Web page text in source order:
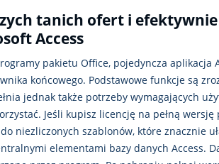
tanich ofert i
Access
pakietu Office, pojedyncza aplikacja
końcowego. Podstawowe funkcje są
jednak także potrzeby wymagających
Jeśli kupisz licencję na pełną
niezliczonych szablonów, które znacznie
elementami bazy danych Access.